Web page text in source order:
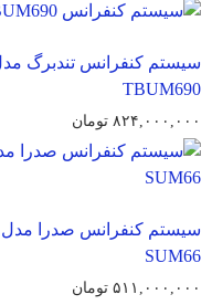
سیستم کنفرانس تندبرگ
TBUM690
۸۲۴,۰۰۰,۰۰۰ تومان
سیستم کنفرانس صدرا مدل
SUM66
۵۱۱,۰۰۰,۰۰۰ تومان